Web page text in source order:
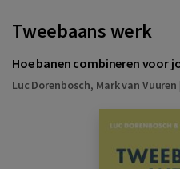
Tweebaans werk
Hoe banen combineren voor
Luc Dorenbosch, Mark van Vuuren